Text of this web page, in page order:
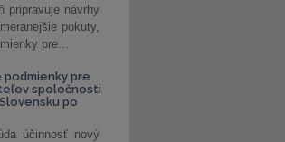
pripravuje návrhy
pokuty,
pre...
podmienky pre
spoločnosti
po
účinnosť nový